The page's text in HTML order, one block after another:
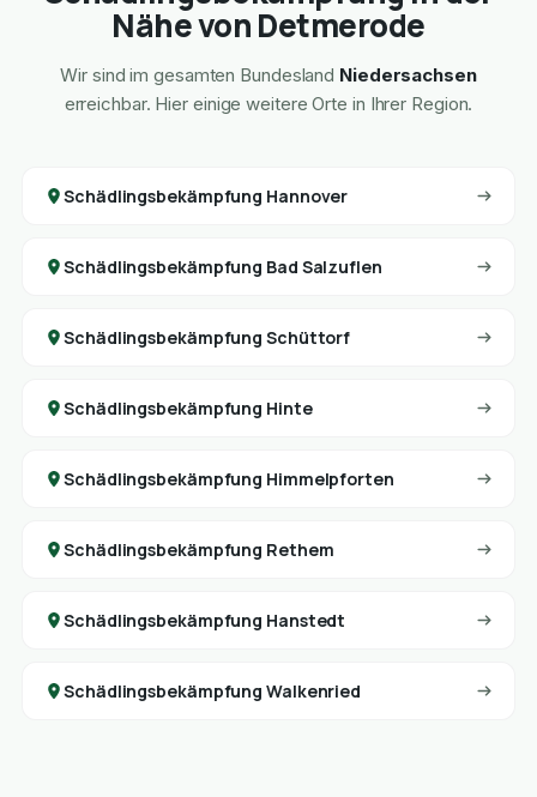
Nähe von Detmerode
Wir sind im gesamten Bundesland Niedersachsen
erreichbar. Hier einige weitere Orte in Ihrer Region.
Schädlingsbekämpfung Hannover
Schädlingsbekämpfung Bad Salzuflen
Schädlingsbekämpfung Schüttorf
Schädlingsbekämpfung Hinte
Schädlingsbekämpfung Himmelpforten
Schädlingsbekämpfung Rethem
Schädlingsbekämpfung Hanstedt
Schädlingsbekämpfung Walkenried